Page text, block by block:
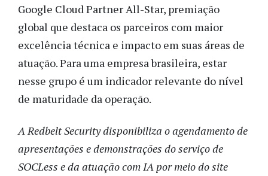
Google Cloud Partner All-Star, premiação
global que destaca os parceiros com maior
excelência técnica e impacto em suas áreas de
atuação. Para uma empresa brasileira, estar
nesse grupo é um indicador relevante do nível
de maturidade da operação.
A Redbelt Security disponibiliza o agendamento de
apresentações e demonstrações do serviço de
SOCLess e da atuação com IA por meio do site